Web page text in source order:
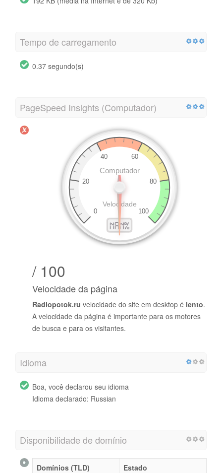
Tempo de carregamento
0.37 segundo(s)
PageSpeed Insights (Computador)
/ 100
Velocidade da página
Radiopotok.ru velocidade do site em desktop é lento.
A velocidade da página é importante para os motores
de busca e para os visitantes.
Idioma
Boa, você declarou seu idioma
Idioma declarado: Russian
Disponibilidade de domínio
Domínios (TLD)
Estado